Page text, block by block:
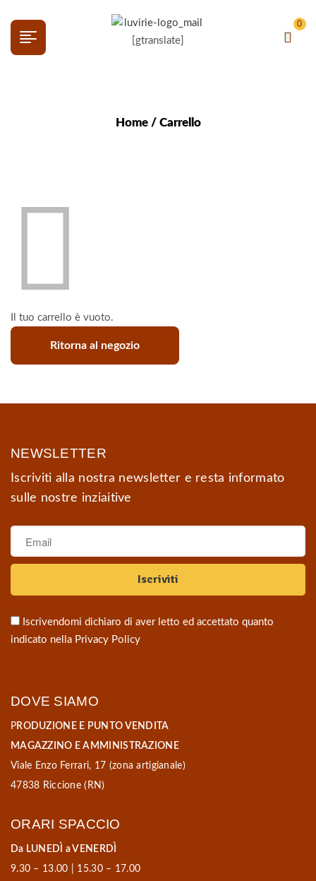
[gtranslate]
0
Home/ Carrello
Il tuo carrello è vuoto.
Ritorna al negozio
NEWSLETTER
Iscriviti alla nostra newsletter e resta informato
sulle nostre inziaitive
Iscrivendomi dichiaro di aver letto ed accettato quanto
indicato nella Privacy Policy
DOVE SIAMO
PRODUZIONE E PUNTO VENDITA
MAGAZZINO E AMMINISTRAZIONE
Viale Enzo Ferrari, 17 (zona artigianale)
47838 Riccione (RN)
ORARI SPACCIO
Da LUNEDÌ a VENERDÌ
9.30 – 13.00 | 15.30 – 17.00